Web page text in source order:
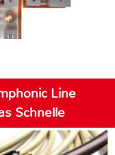
Line
Schnelle